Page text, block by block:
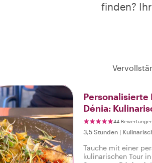
finden?
Personalisierte
Dénia:
Köstlichkeiten
Juwelen
44
3,5 Stunden |
Tauche mit einer
kulinarischen Tour